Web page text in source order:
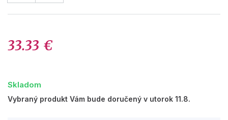
33.33 €
Skladom
Vybraný produkt Vám bude doručený v utorok 11.8.